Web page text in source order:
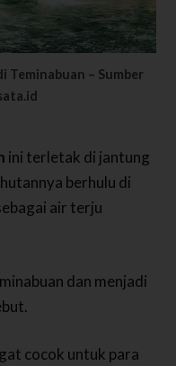
Teminabuan – Sumber
ini terletak di jantung
berhulu di
air terju
dan menjadi
cocok untuk para